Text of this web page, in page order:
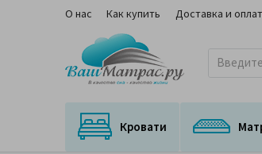
О нас Как купить Доставка и
Кровати